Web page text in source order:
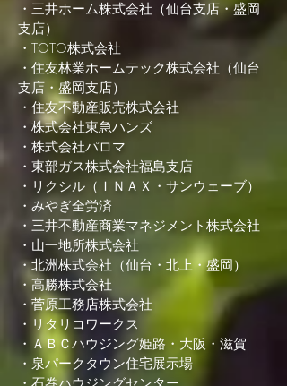
・三井ホーム株式会社（仙台支店・盛岡
支店）
・TOTO株式会社
・住友林業ホームテック株式会社（仙台
支店・盛岡支店）
・住友不動産販売株式会社
・株式会社東急ハンズ
・株式会社パロマ
・東部ガス株式会社福島支店
・リクシル（ＩＮＡＸ・サンウェーブ）
・みやぎ全労済
・三井不動産商業マネジメント株式会社
・山一地所株式会社
・北洲株式会社（仙台・北上・盛岡）
・高勝株式会社
・菅原工務店株式会社
・リタリコワークス
・ＡＢＣハウジング姫路・大阪・滋賀
・泉パークタウン住宅展示場